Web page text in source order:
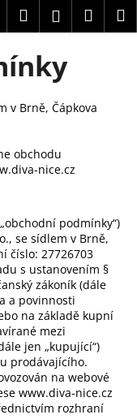
HledatPřihlášení
v Brně, Čápkova
obchodu
nice.cz
podmínky“)
se sídlem v Brně,
číslo: 27726703
s ustanovením §
zákoník (dále
a povinnosti
na základě kupní
mezi
jen „kupující“)
prodávajícího.
na webové
www.diva-nice.cz
rozhraní